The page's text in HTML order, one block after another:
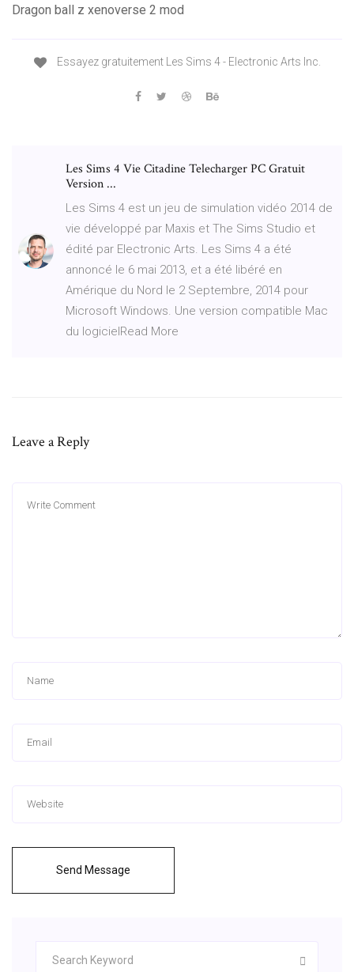
Dragon ball z xenoverse 2 mod
Essayez gratuitement Les Sims 4 - Electronic Arts Inc.
Les Sims 4 Vie Citadine Telecharger PC Gratuit
Version ...
Les Sims 4 est un jeu de simulation vidéo 2014 de
vie développé par Maxis et The Sims Studio et
édité par Electronic Arts. Les Sims 4 a été
annoncé le 6 mai 2013, et a été libéré en
Amérique du Nord le 2 Septembre, 2014 pour
Microsoft Windows. Une version compatible Mac
du logicielRead More
Leave a Reply
Send Message